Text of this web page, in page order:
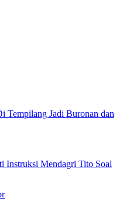
Tempilang Jadi Buronan dan
Instruksi Mendagri Tito Soal